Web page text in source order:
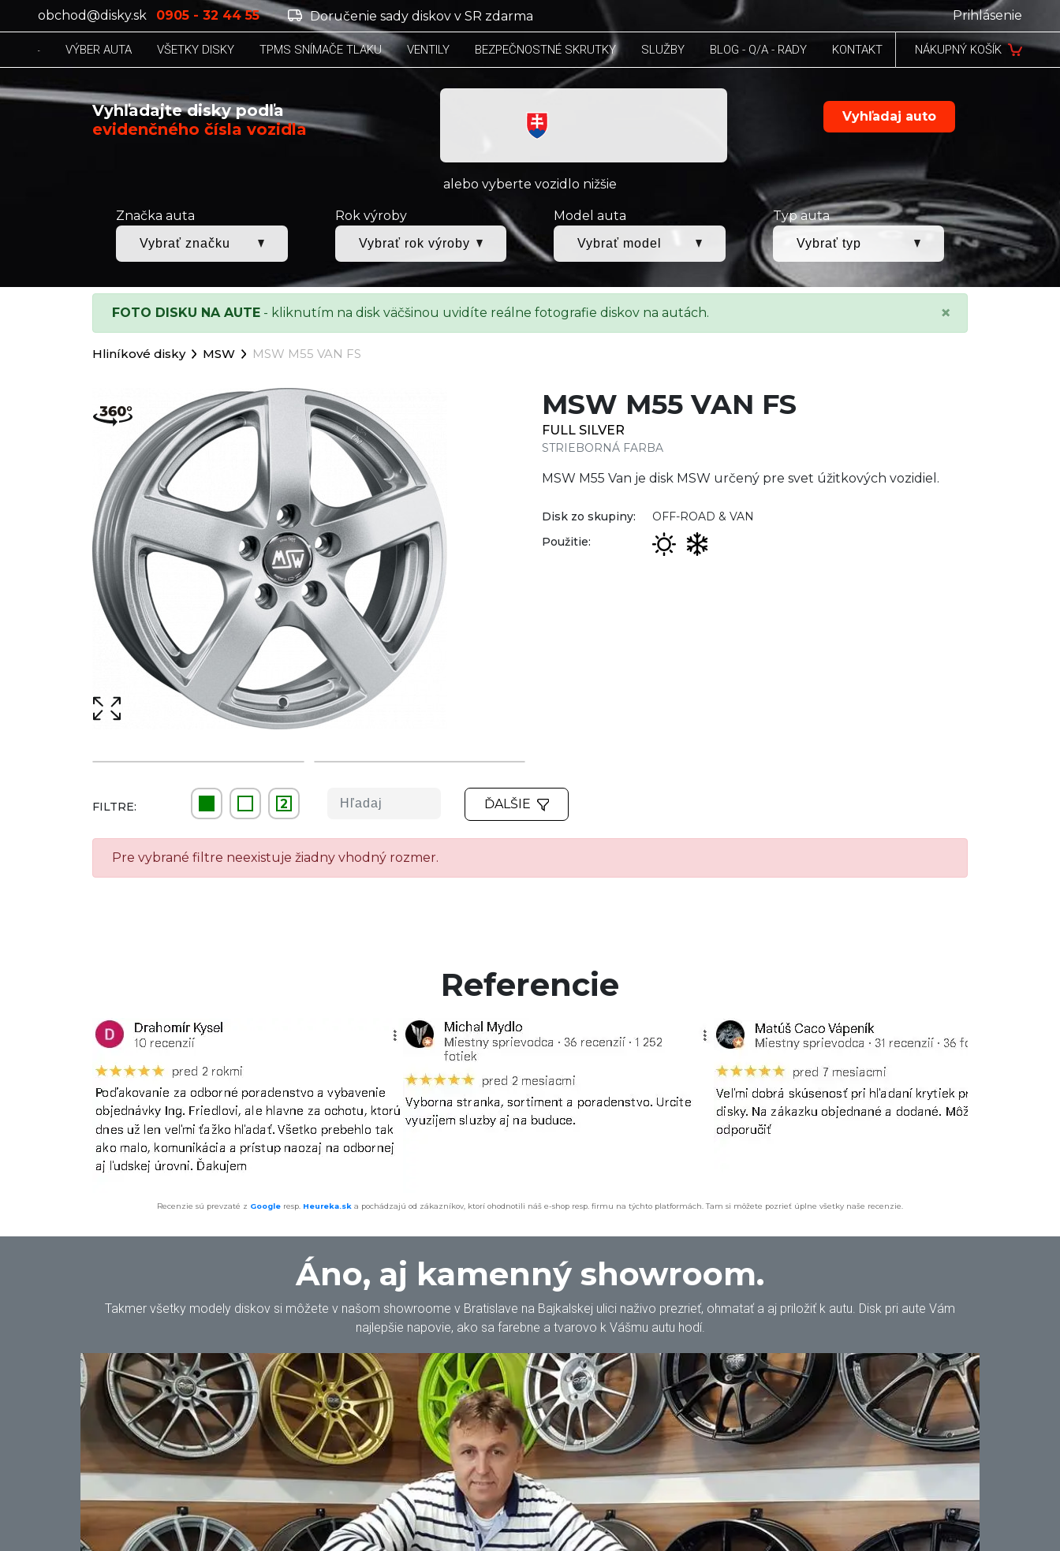
obchod@disky.sk 0905 - 32 44 55 Doručenie sady diskov v SR zdarma Prihlásenie
VÝBER AUTA VŠETKY DISKY TPMS SNÍMAČE TLAKU VENTILY BEZPEČNOSTNÉ SKRUTKY SLUŽBY BLOG - Q/A - RADY KONTAKT NÁKUPNÝ KOŠÍK
Vyhľadajte disky podľa
evidenčného čísla vozidla
Vyhľadaj auto
alebo vyberte vozidlo nižšie
Značka auta Rok výroby Model auta Typ auta
FOTO DISKU NA AUTE - kliknutím na disk väčšinou uvidíte reálne fotografie diskov na autách. ×
Hliníkové disky MSW MSW M55 VAN FS
MSW M55 VAN FS
FULL SILVER
STRIEBORNÁ FARBA
MSW M55 Van je disk MSW určený pre svet úžitkových vozidiel.
Disk zo skupiny:
OFF-ROAD & VAN
Použitie:
FILTRE: 2 ĎALŠIE
Pre vybrané filtre neexistuje žiadny vhodný rozmer.
Referencie
Recenzie sú prevzaté z Google resp. Heureka.sk a pochádzajú od zákazníkov, ktorí ohodnotili náš e-shop resp. firmu na týchto platformách. Tam si môžete pozrieť úplne všetky naše recenzie.
Áno, aj kamenný showroom.
Takmer všetky modely diskov si môžete v našom showroome v Bratislave na Bajkalskej ulici naživo prezrieť, ohmatať a aj priložiť k autu. Disk pri aute Vám
najlepšie napovie, ako sa farebne a tvarovo k Vášmu autu hodí.